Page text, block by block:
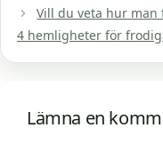
Vill du veta hur
4 hemligheter för
Lämna en